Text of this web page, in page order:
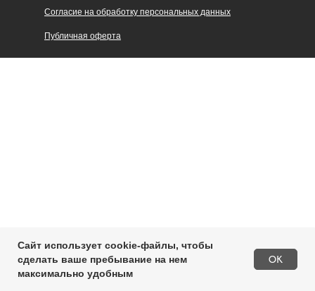
Сайт использует cookie-файлы, чтобы
сделать ваше пребывание на нем
максимально удобным
OK
Согласие на обработку персональных данных
Публичная оферта